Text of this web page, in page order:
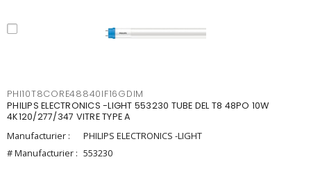
PHI10T8CORE48840IF16GDIM
PHILIPS ELECTRONICS -LIGHT 553230 TUBE DEL T8 48PO 10W
4K120/277/347 VITRE TYPE A
Manufacturier :
PHILIPS ELECTRONICS -LIGHT
# Manufacturier : 553230